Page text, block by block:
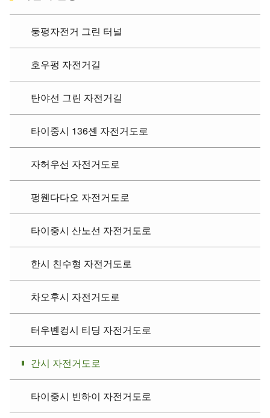
둥펑자전거 그린 터널
호우펑 자전거길
탄야선 그린 자전거길
타이중시 136셴 자전거도로
자허우선 자전거도로
펑웬다다오 자전거도로
타이중시 산노선 자전거도로
한시 친수형 자전거도로
차오후시 자전거도로
터우볜컹시 티딩 자전거도로
간시 자전거도로
타이중시 빈하이 자전거도로